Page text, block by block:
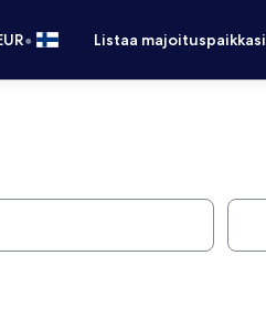
• Listaa majoituspaikkasi